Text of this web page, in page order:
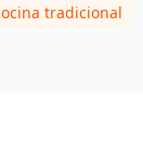
tradicional